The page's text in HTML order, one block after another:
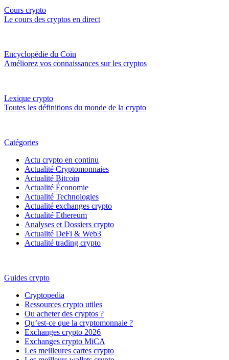
Cours crypto
Le cours des cryptos en direct
Encyclopédie du Coin
Améliorez vos connaissances sur les cryptos
Lexique crypto
Toutes les définitions du monde de la crypto
Catégories
Actu crypto en continu
Actualité Cryptomonnaies
Actualité Bitcoin
Actualité Économie
Actualité Technologies
Actualité exchanges crypto
Actualité Ethereum
Analyses et Dossiers crypto
Actualité DeFi & Web3
Actualité trading crypto
Guides crypto
Cryptopedia
Ressources crypto utiles
Ou acheter des cryptos ?
Qu’est-ce que la cryptomonnaie ?
Exchanges crypto 2026
Exchanges crypto MiCA
Les meilleures cartes crypto